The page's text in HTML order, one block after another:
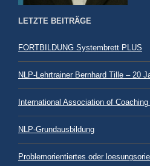
LETZTE BEITRÄGE
FORTBILDUNG Systembrett PLUS
NLP-Lehrtrainer Bernhard Tille – 20
International Association of
NLP-Grundausbildung
Problemorientiertes oder